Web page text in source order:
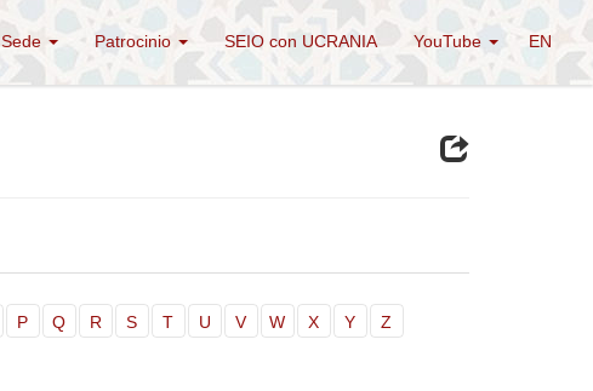
EN
Sede Patrocinio SEIO con UCRANIA YouTube
P Q R S T U V W X Y Z